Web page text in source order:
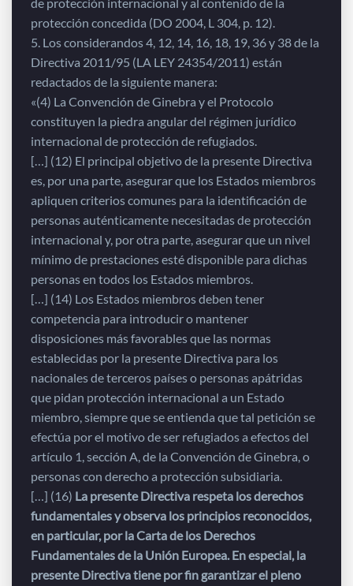
protección concedida (DO 2004, L 304, p. 12).
5. Los considerandos 4, 12, 14, 16, 18, 19, 36 y 38 de la
Directiva 2011/95 (LA LEY 24354/2011) están
redactados de la siguiente manera:
«(4) La Convención de Ginebra y el Protocolo
constituyen la piedra angular del régimen jurídico
internacional de protección de refugiados.
[…] (12) El principal objetivo de la presente Directiva
es, por una parte, asegurar que los Estados miembros
apliquen criterios comunes para la identificación de
personas auténticamente necesitadas de protección
internacional y, por otra parte, asegurar que un nivel
mínimo de prestaciones esté disponible para dichas
personas en todos los Estados miembros.
[…] (14) Los Estados miembros deben tener
competencia para introducir o mantener
disposiciones más favorables que las normas
establecidas por la presente Directiva para los
nacionales de terceros países o personas apátridas
que pidan protección internacional a un Estado
miembro, siempre que se entienda que tal petición se
efectúa por el motivo de ser refugiados a efectos del
artículo 1, sección A, de la Convención de Ginebra, o
personas con derecho a protección subsidiaria.
[…] (16) La presente Directiva respeta los derechos
fundamentales y observa los principios reconocidos,
en particular, por la Carta de los Derechos
Fundamentales de la Unión Europea. En especial, la
presente Directiva tiene por fin garantizar el pleno